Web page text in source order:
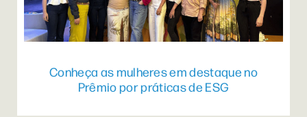
Conheça as mulheres em destaque no
Prêmio por práticas de ESG